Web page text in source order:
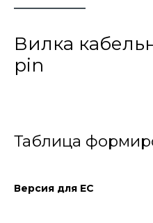
Вилка
pin
Таблица
Версия для ЕС